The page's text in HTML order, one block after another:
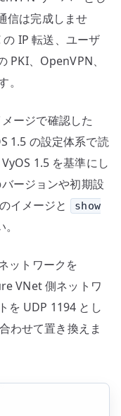
信は完成しませ
IP 転送、ユーザ
PKI、OpenVPN、
ージで確認した
1.5 の設定体系で読
1.5 を基準にし
ージョンや初期設
イメージと
show
ットワークを
VNet 側ネットワ
を UDP 1194 とし
わせて置き換えま